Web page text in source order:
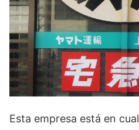
Esta empresa está en